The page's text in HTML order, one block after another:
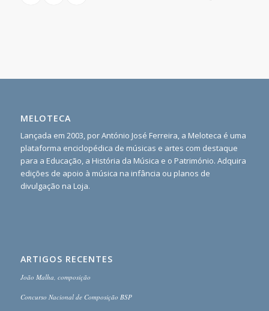
MELOTECA
Lançada em 2003, por António José Ferreira, a Meloteca é uma
plataforma enciclopédica de músicas e artes com destaque
para a Educação, a História da Música e o Património. Adquira
edições de apoio à música na infância ou planos de
divulgação na Loja.
ARTIGOS RECENTES
João Malha, composição
Concurso Nacional de Composição BSP